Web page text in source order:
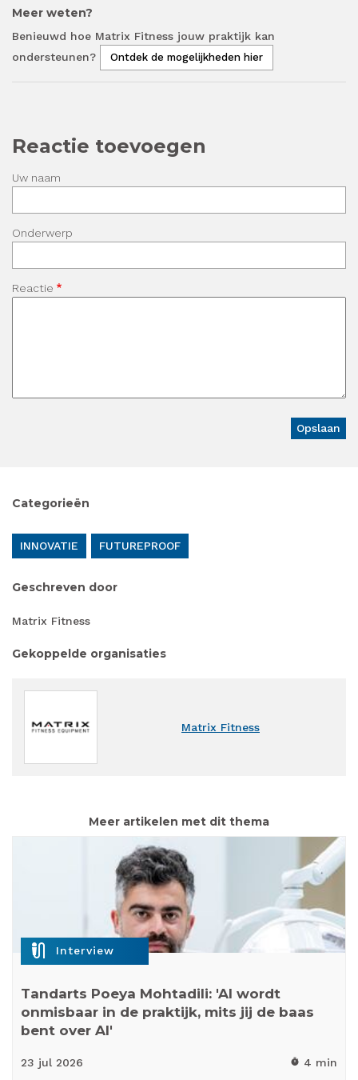
Meer weten?
Benieuwd hoe Matrix Fitness jouw praktijk kan
ondersteunen?
Ontdek de mogelijkheden hier
Reactie toevoegen
Uw naam
Onderwerp
Reactie
Categorieën
INNOVATIE FUTUREPROOF
Geschreven door
Matrix Fitness
Gekoppelde organisaties
Matrix Fitness
Meer artikelen met dit thema
mic_external_on Interview
Tandarts Poeya Mohtadili: 'AI wordt
onmisbaar in de praktijk, mits jij de baas
bent over AI'
23 jul 2026 timer 4 min